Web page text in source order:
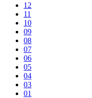
12
11
10
09
08
07
06
05
04
03
01